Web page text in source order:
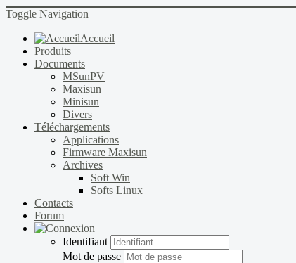
Toggle Navigation
Accueil
Produits
Documents
MSunPV
Maxisun
Minisun
Divers
Téléchargements
Applications
Firmware Maxisun
Archives
Soft Win
Softs Linux
Contacts
Forum
Identifiant
Mot de passe